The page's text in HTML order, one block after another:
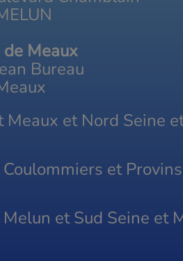
Meaux
Bureau
Meaux et Nord Seine
et
Melun et Sud Seine et